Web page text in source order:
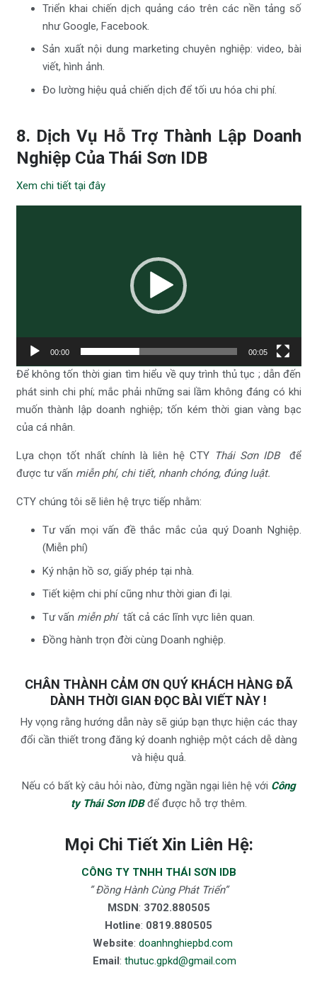
Triển khai chiến dịch quảng cáo trên các nền tảng số
như Google, Facebook.
Sản xuất nội dung marketing chuyên nghiệp: video, bài
viết, hình ảnh.
Đo lường hiệu quả chiến dịch để tối ưu hóa chi phí.
8. Dịch Vụ Hỗ Trợ Thành Lập Doanh
Nghiệp Của Thái Sơn IDB
Xem chi tiết tại đây
00:00 00:05
Để không tốn thời gian tìm hiểu về quy trình thủ tục ; dẫn đến
phát sinh chi phí; mắc phải những sai lầm không đáng có khi
muốn thành lập doanh nghiệp; tốn kém thời gian vàng bạc
của cá nhân.
Lựa chọn tốt nhất chính là liên hệ CTY Thái Sơn IDBđể
được tư vấn miễn phí, chi tiết, nhanh chóng, đúng luật.
CTY chúng tôi sẽ liên hệ trực tiếp nhằm:
Tư vấn mọi vấn đề thắc mắc của quý Doanh Nghiệp.
(Miễn phí)
Ký nhận hồ sơ, giấy phép tại nhà.
Tiết kiệm chi phí cũng như thời gian đi lại.
Tư vấn miễn phítất cả các lĩnh vực liên quan.
Đồng hành trọn đời cùng Doanh nghiệp.
CHÂN THÀNH CẢM ƠN QUÝ KHÁCH HÀNG ĐÃ
DÀNH THỜI GIAN ĐỌC BÀI VIẾT NÀY !
Hy vọng rằng hướng dẫn này sẽ giúp bạn thực hiện các thay
đổi cần thiết trong đăng ký doanh nghiệp một cách dễ dàng
và hiệu quả.
Nếu có bất kỳ câu hỏi nào, đừng ngần ngại liên hệ với Công
ty Thái Sơn IDBđể được hỗ trợ thêm.
Mọi Chi Tiết Xin Liên Hệ:
CÔNG TY TNHH THÁI SƠN IDB
” Đồng Hành Cùng Phát Triển”
MSDN: 3702.880505
Hotline: 0819.880505
Website: doanhnghiepbd.com
Email: thutuc.gpkd@gmail.com